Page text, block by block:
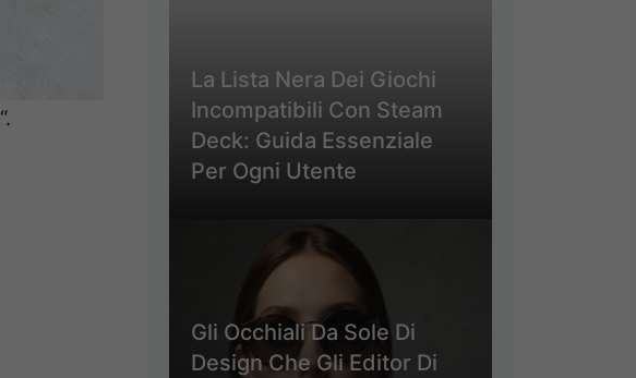
“.
La Lista Nera Dei Giochi
Incompatibili Con Steam
Deck: Guida Essenziale
Per Ogni Utente
Gli Occhiali Da Sole Di
Design Che Gli Editor Di